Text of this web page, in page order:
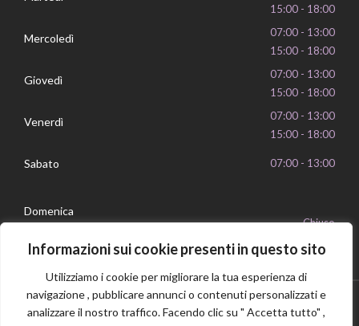
Informazioni sui cookie presenti in questo sito
Utilizziamo i cookie per migliorare la tua esperienza di
navigazione , pubblicare annunci o contenuti personalizzati e
analizzare il nostro traffico. Facendo clic su " Accetta tutto" ,
15:00 - 18:00
Mercoledì
07:00 - 13:00
15:00 - 18:00
Giovedì
07:00 - 13:00
15:00 - 18:00
Venerdì
07:00 - 13:00
15:00 - 18:00
Sabato 07:00 - 13:00
Domenica
Chiuso
Privacy Policy Cookie Policy P.IVA 16239351006